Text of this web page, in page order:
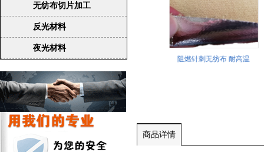
无纺布切片加工
反光材料
夜光材料
光线 新雪丽棉批发 阻燃针刺无纺布 耐高温
商品详情